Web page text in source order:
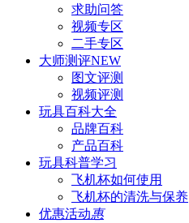
求助问答
视频专区
二手专区
大师测评NEW
图文评测
视频评测
玩具百科大全
品牌百科
产品百科
玩具科普学习
飞机杯如何使用
飞机杯的清洗与保养
优惠活动惠